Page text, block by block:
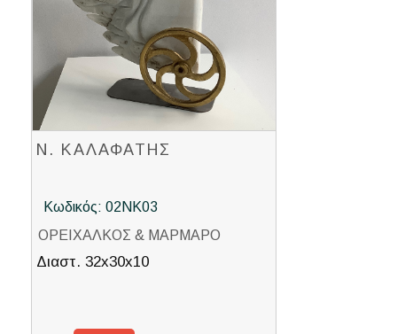
Ν. ΚΑΛΑΦΑΤΗΣ
Κωδικός: 02ΝΚ03
ΟΡΕΙΧΑΛΚΟΣ & ΜΑΡΜΑΡΟ
Διαστ. 32x30x10